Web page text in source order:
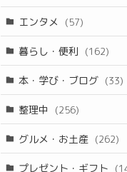
エンタメ (57)
暮らし・便利 (162)
本・学び・ブログ (33)
整理中 (256)
グルメ・お土産 (262)
プレゼント・ギフト